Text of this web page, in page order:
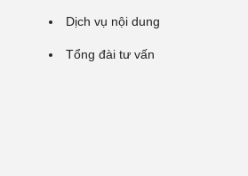
Dịch vụ nội dung
Tổng đài tư vấn